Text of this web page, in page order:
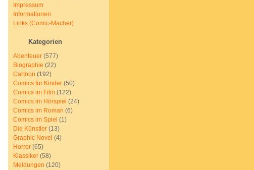
Impressum
Informationen
Links (Comic-Macher)
Kategorien
Abenteuer (577)
Biographie (22)
Cartoon (192)
Comics für Kinder (50)
Comics im Film (122)
Comics im Hörspiel (24)
Comics im Roman (6)
Comics im Spiel (1)
Die Künstler (13)
Graphic Novel (4)
Horror (65)
Klassiker (58)
Meldungen (120)